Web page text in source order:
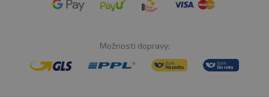
Možnosti dopravy: